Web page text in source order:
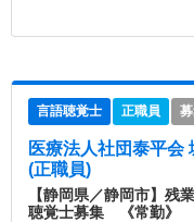
言語聴覚士 正職員
医療法人社団泰平会
(正職員)
【静岡県／静岡市】残
聴覚士募集 《常勤》